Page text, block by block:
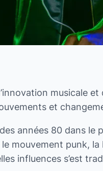
musicale
et
années 80 dans
mouvement punk,
influences s’est